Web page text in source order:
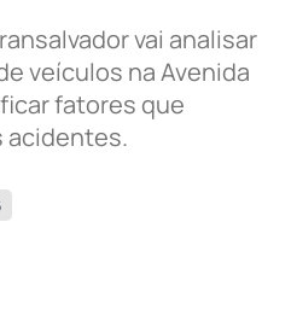
vai analisar
veículos na Avenida
fatores que
acidentes.